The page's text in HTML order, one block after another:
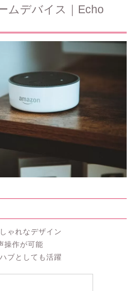
ムデバイス｜Echo
ゃれなデザイン
操作が可能
ブとしても活躍